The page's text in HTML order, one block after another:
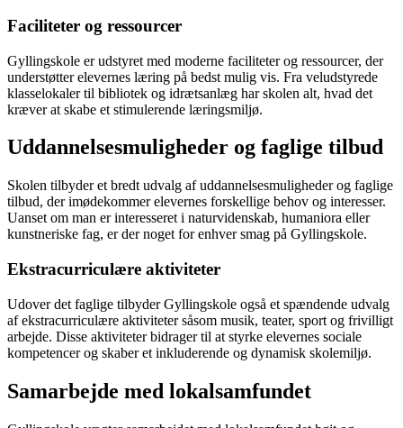
Faciliteter og ressourcer
Gyllingskole er udstyret med moderne faciliteter og ressourcer, der
understøtter elevernes læring på bedst mulig vis. Fra veludstyrede
klasselokaler til bibliotek og idrætsanlæg har skolen alt, hvad det
kræver at skabe et stimulerende læringsmiljø.
Uddannelsesmuligheder og faglige tilbud
Skolen tilbyder et bredt udvalg af uddannelsesmuligheder og faglige
tilbud, der imødekommer elevernes forskellige behov og interesser.
Uanset om man er interesseret i naturvidenskab, humaniora eller
kunstneriske fag, er der noget for enhver smag på Gyllingskole.
Ekstracurriculære aktiviteter
Udover det faglige tilbyder Gyllingskole også et spændende udvalg
af ekstracurriculære aktiviteter såsom musik, teater, sport og frivilligt
arbejde. Disse aktiviteter bidrager til at styrke elevernes sociale
kompetencer og skaber et inkluderende og dynamisk skolemiljø.
Samarbejde med lokalsamfundet